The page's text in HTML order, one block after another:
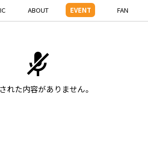
ABOUT EVENT FAN
れた内容がありません。